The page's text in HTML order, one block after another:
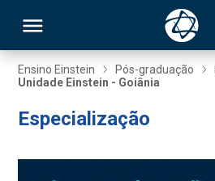
Ensino Einstein Pós-graduação
Unidade Einstein - Goiânia
Especialização